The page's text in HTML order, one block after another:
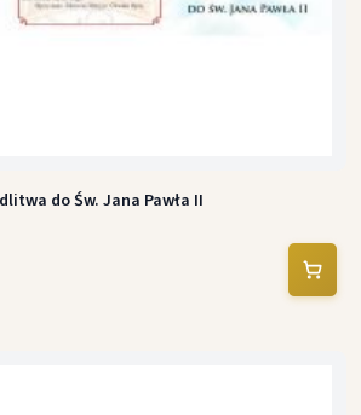
do Św. Jana Pawła II